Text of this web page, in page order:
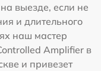
выезде, если не
и длительного
наш мастер
Amplifier в
и привезет